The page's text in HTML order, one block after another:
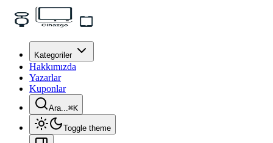
Kategoriler
Hakkımızda
Yazarlar
Kuponlar
Ara...⌘K
Toggle theme